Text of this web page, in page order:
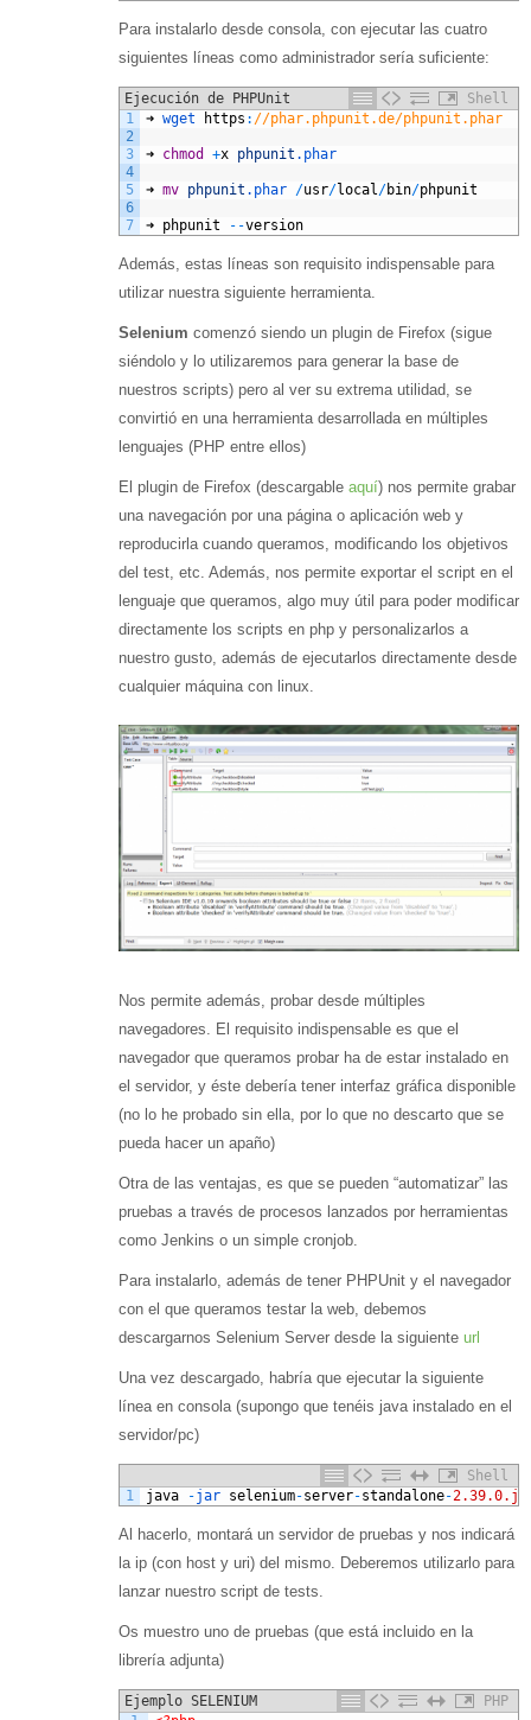
Para instalarlo desde consola, con ejecutar las cuatro
siguientes líneas como administrador sería suficiente:
Ejecución de PHPUnit
Shell
1
2
3
4
5
6
7
➜ wget https : //phar.phpunit.de/phpunit.phar
➜ chmod +x phpunit .phar
➜ mv phpunit .phar /usr/local/bin/phpunit
➜ phpunit --version
Además, estas líneas son requisito indispensable para
utilizar nuestra siguiente herramienta.
Selenium comenzó siendo un plugin de Firefox (sigue
siéndolo y lo utilizaremos para generar la base de
nuestros scripts) pero al ver su extrema utilidad, se
convirtió en una herramienta desarrollada en múltiples
lenguajes (PHP entre ellos)
El plugin de Firefox (descargable aquí) nos permite grabar
una navegación por una página o aplicación web y
reproducirla cuando queramos, modificando los objetivos
del test, etc. Además, nos permite exportar el script en el
lenguaje que queramos, algo muy útil para poder modificar
directamente los scripts en php y personalizarlos a
nuestro gusto, además de ejecutarlos directamente desde
cualquier máquina con linux.
Nos permite además, probar desde múltiples
navegadores. El requisito indispensable es que el
navegador que queramos probar ha de estar instalado en
el servidor, y éste debería tener interfaz gráfica disponible
(no lo he probado sin ella, por lo que no descarto que se
pueda hacer un apaño)
Otra de las ventajas, es que se pueden “automatizar” las
pruebas a través de procesos lanzados por herramientas
como Jenkins o un simple cronjob.
Para instalarlo, además de tener PHPUnit y el navegador
con el que queramos testar la web, debemos
descargarnos Selenium Server desde la siguiente url
Una vez descargado, habría que ejecutar la siguiente
línea en consola (supongo que tenéis java instalado en el
servidor/pc)
Shell
1
java -jar selenium-server-standalone-
Al hacerlo, montará un servidor de pruebas y nos indicará
la ip (con host y uri) del mismo. Deberemos utilizarlo para
lanzar nuestro script de tests.
Os muestro uno de pruebas (que está incluido en la
librería adjunta)
Ejemplo SELENIUM
PHP